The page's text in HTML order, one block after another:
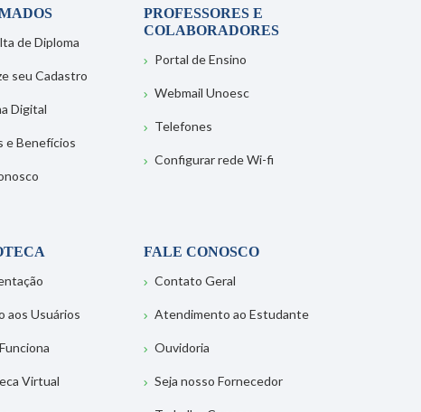
de Diploma
seu Cadastro
Digital
e Benefícios
PROFESSORES E
COLABORADORES
Portal de Ensino
Webmail Unoesc
Telefones
Configurar rede Wi-fi
aos Usuários
Virtual
FALE CONOSCO
Contato Geral
Atendimento ao Estudante
Ouvidoria
Seja nosso Fornecedor